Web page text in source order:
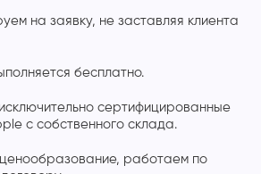
на заявку, не заставляя клиента
бесплатно.
сертифицированные
с собственного склада.
работаем по